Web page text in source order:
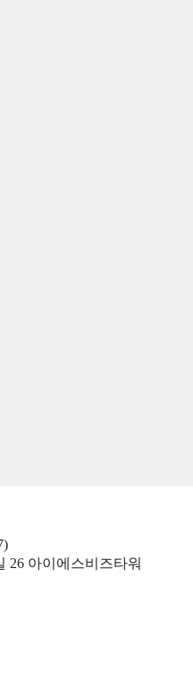
26 아이에스비즈타워